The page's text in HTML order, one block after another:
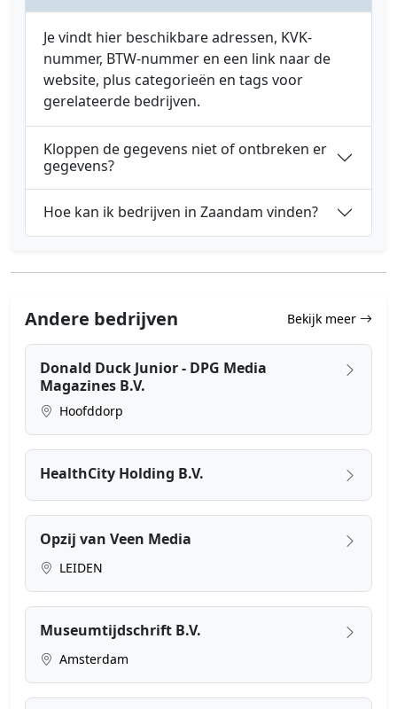
Je vindt hier beschikbare adressen, KVK-
nummer, BTW-nummer en een link naar de
website, plus categorieën en tags voor
gerelateerde bedrijven.
Kloppen de gegevens niet of ontbreken er
gegevens?
Hoe kan ik bedrijven in Zaandam vinden?
Andere bedrijven Bekijk meer
Donald Duck Junior - DPG Media
Magazines B.V.
Hoofddorp
HealthCity Holding B.V.
Opzij van Veen Media
LEIDEN
Museumtijdschrift B.V.
Amsterdam